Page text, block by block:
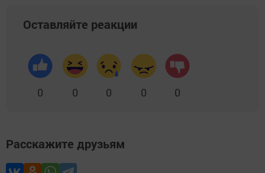
Оставляйте реакции
0 0 0 0 0
Расскажите друзьям